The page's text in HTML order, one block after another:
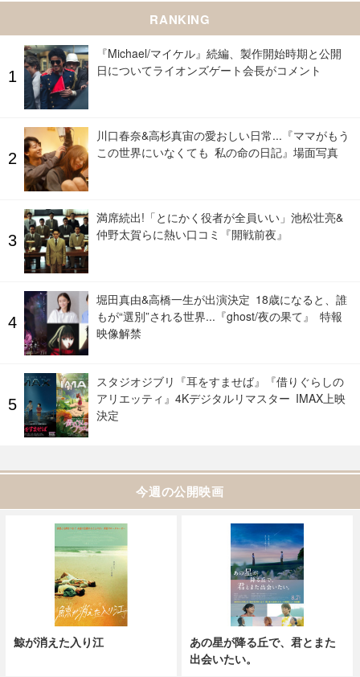
RANKING
『Michael/マイケル』続編、製作開始時期と公開
日についてライオンズゲート会長がコメント
川口春奈&高杉真宙の愛おしい日常...『ママがもう
この世界にいなくても 私の命の日記』場面写真
満席続出!「とにかく役者が全員いい」池松壮亮&
仲野太賀らに熱い口コミ『開戦前夜』
堀田真由&高橋一生が出演決定 18歳になると、誰
もが“選別”される世界...『ghost/夜の果て』 特報
映像解禁
スタジオジブリ『耳をすませば』『借りぐらしの
アリエッティ』4Kデジタルリマスター IMAX上映
決定
今週の公開映画
鯨が消えた入り江
あの星が降る丘で、君とまた
出会いたい。